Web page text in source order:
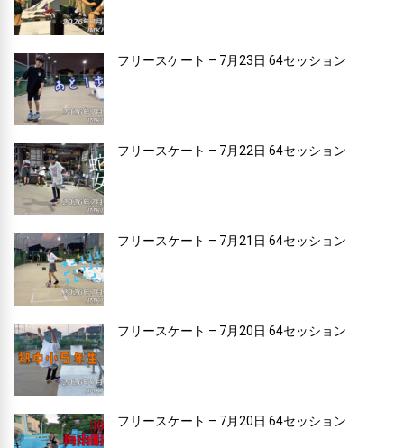
フリースケート – 7月23日 64セッション
フリースケート – 7月22日 64セッション
フリースケート – 7月21日 64セッション
フリースケート – 7月20日 64セッション
フリースケート – 7月20日 64セッション